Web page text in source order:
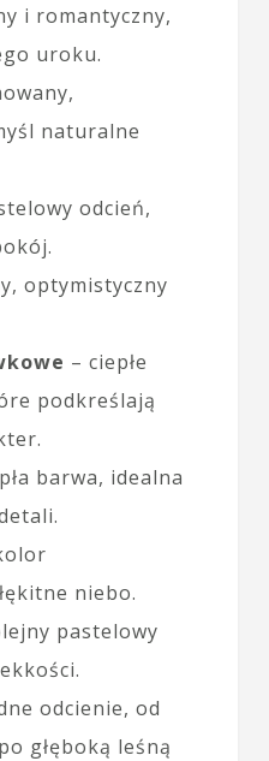
i romantyczny,
uroku.
naturalne
odcień,
optymistyczny
– ciepłe
podkreślają
barwa, idealna
niebo.
pastelowy
odcienie, od
głęboką leśną